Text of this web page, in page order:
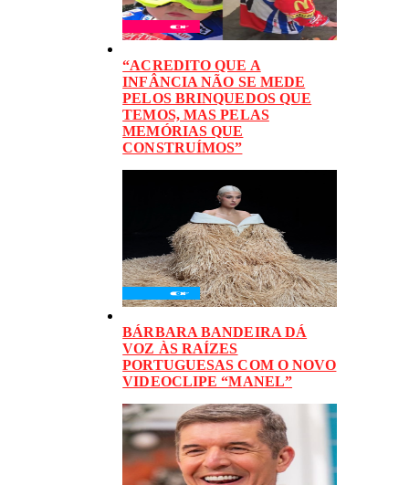
“ACREDITO QUE A
INFÂNCIA NÃO SE MEDE
PELOS BRINQUEDOS QUE
TEMOS, MAS PELAS
MEMÓRIAS QUE
CONSTRUÍMOS”
BÁRBARA BANDEIRA DÁ
VOZ ÀS RAÍZES
PORTUGUESAS COM O NOVO
VIDEOCLIPE “MANEL”